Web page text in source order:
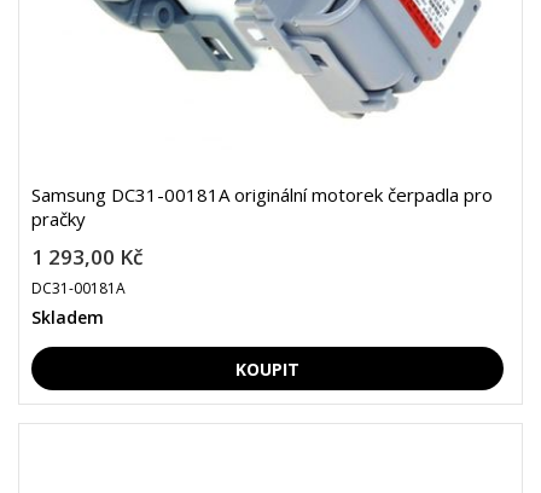
Samsung DC31-00181A originální motorek čerpadla pro
pračky
1 293,00 Kč
DC31-00181A
Skladem